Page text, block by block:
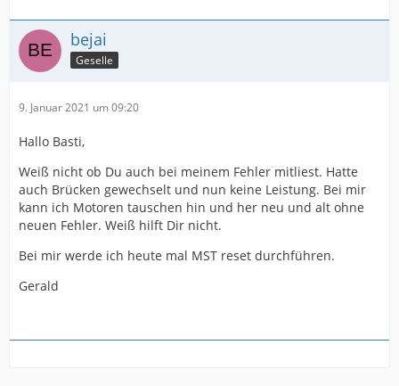
bejai
Geselle
9. Januar 2021 um 09:20
Hallo Basti,
Weiß nicht ob Du auch bei meinem Fehler mitliest. Hatte
auch Brücken gewechselt und nun keine Leistung. Bei mir
kann ich Motoren tauschen hin und her neu und alt ohne
neuen Fehler. Weiß hilft Dir nicht.
Bei mir werde ich heute mal MST reset durchführen.
Gerald